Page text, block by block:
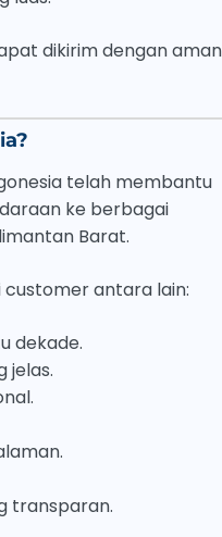
dikirim dengan aman
telah membantu
ke berbagai
Barat.
customer antara lain:
dekade.
jelas.
transparan.